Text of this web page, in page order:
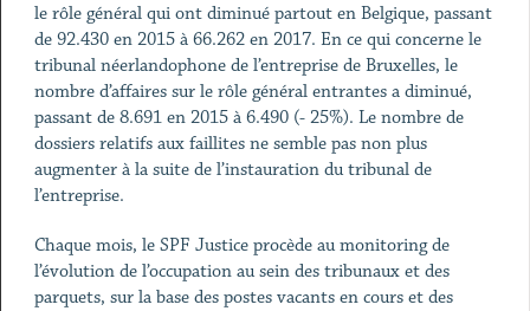
le rôle général qui ont diminué partout en Belgique, passant
de 92.430 en 2015 à 66.262 en 2017. En ce qui concerne le
tribunal néerlandophone de l’entreprise de Bruxelles, le
nombre d’affaires sur le rôle général entrantes a diminué,
passant de 8.691 en 2015 à 6.490 (- 25%). Le nombre de
dossiers relatifs aux faillites ne semble pas non plus
augmenter à la suite de l’instauration du tribunal de
l’entreprise.
Chaque mois, le SPF Justice procède au monitoring de
l’évolution de l’occupation au sein des tribunaux et des
parquets, sur la base des postes vacants en cours et des